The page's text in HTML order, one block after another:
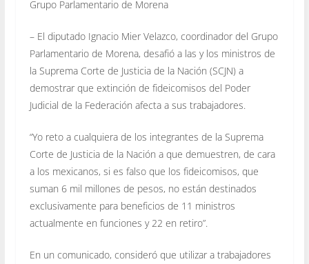
Grupo Parlamentario de Morena
– El diputado Ignacio Mier Velazco, coordinador del Grupo
Parlamentario de Morena, desafió a las y los ministros de
la Suprema Corte de Justicia de la Nación (SCJN) a
demostrar que extinción de fideicomisos del Poder
Judicial de la Federación afecta a sus trabajadores.
“Yo reto a cualquiera de los integrantes de la Suprema
Corte de Justicia de la Nación a que demuestren, de cara
a los mexicanos, si es falso que los fideicomisos, que
suman 6 mil millones de pesos, no están destinados
exclusivamente para beneficios de 11 ministros
actualmente en funciones y 22 en retiro”.
En un comunicado, consideró que utilizar a trabajadores